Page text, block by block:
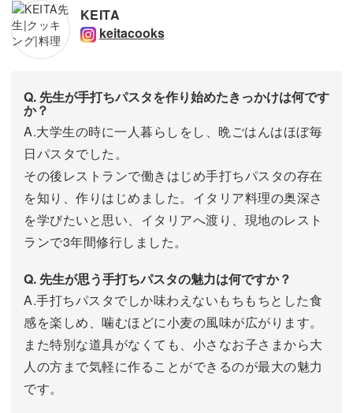
KEITA
keitacooks
Q. 先生が手打ちパスタを作り始めたきっかけは何です
か？
A.大学生の時に一人暮らしをし、晩ごはんはほぼ毎
日パスタでした。
その後レストランで働きはじめ手打ちパスタの存在
を知り、作りはじめました。イタリア料理の奥深さ
を学びたいと思い、イタリアへ渡り、現地のレスト
ランで3年間修行しました。
Q. 先生が思う手打ちパスタの魅力は何ですか？
A.手打ちパスタでしか味わえないもちもちとした食
感を楽しめ、噛むほどに小麦の風味が広がります。
また特別な道具がなくても、小さなお子さまから大
人の方まで気軽に作ることができるのが最大の魅力
です。